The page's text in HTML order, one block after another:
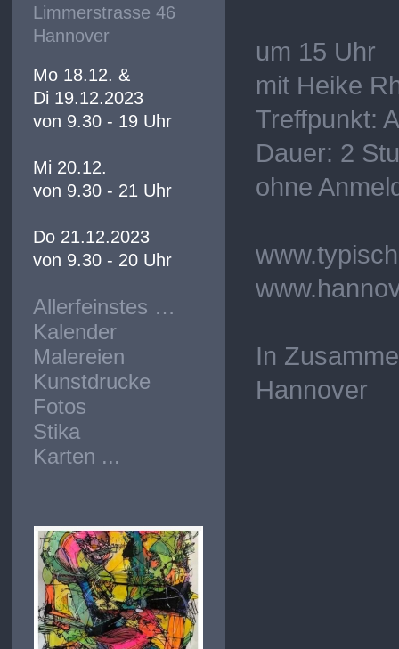
Limmerstrasse 46
Hannover
Mo 18.12. &
Di 19.12.2023
von 9.30 - 19 Uhr
Mi 20.12.
von 9.30 - 21 Uhr
Do 21.12.2023
von 9.30 - 20 Uhr
Allerfeinstes …
Kalender
Malereien
Kunstdrucke
Fotos
Stika
Karten ...
um 15 Uhr
mit Heike
Treffpunkt:
Dauer: 2
ohne
In
Hannover